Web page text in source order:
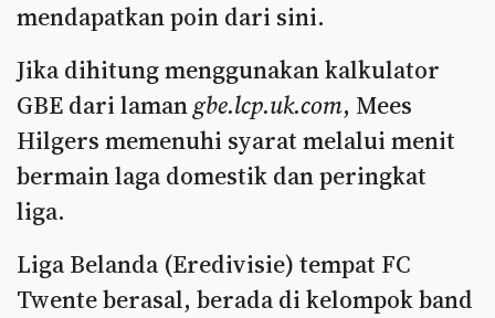
mendapatkan poin dari sini.
Jika dihitung menggunakan kalkulator
GBE dari lamangbe.lcp.uk.com, Mees
Hilgers memenuhi syarat melalui menit
bermain laga domestik dan peringkat
liga.
Liga Belanda (Eredivisie) tempat FC
Twente berasal, berada di kelompok band